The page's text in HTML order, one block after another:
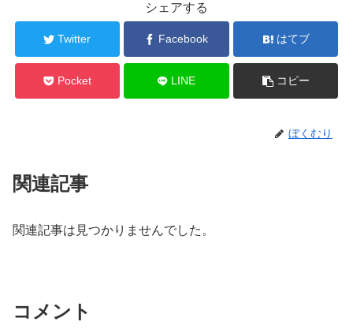
シェアする
Twitter Facebook はてブ
Pocket LINE コピー
ぼくむり
関連記事
関連記事は見つかりませんでした。
コメント